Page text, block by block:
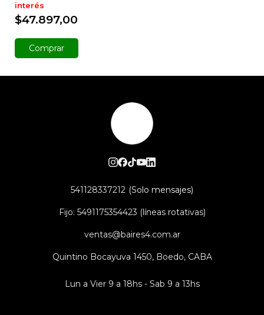
$47.897,00
interés
Comprar
541128337212
Fijo: 5491175354423 (líneas rotativas)
ventas@baires4.com.ar
Quintino Bocayuva 1450, Boedo, CABA
Lun a Vier 9 a 18hs - Sab 9 a 13hs